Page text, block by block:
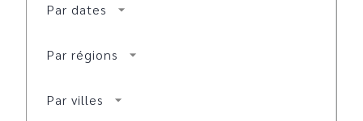
Par dates arrow_drop_down
Par régions arrow_drop_down
Par villes arrow_drop_down